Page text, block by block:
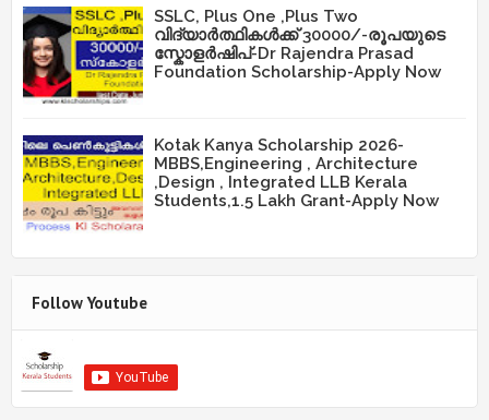
SSLC, Plus One ,Plus Two
വിദ്യാർത്ഥികൾക്ക് 30000/-രൂപയുടെ
സ്കോളർഷിപ്-Dr Rajendra Prasad
Foundation Scholarship-Apply Now
Kotak Kanya Scholarship 2026-
MBBS,Engineering , Architecture
,Design , Integrated LLB Kerala
Students,1.5 Lakh Grant-Apply Now
Follow Youtube